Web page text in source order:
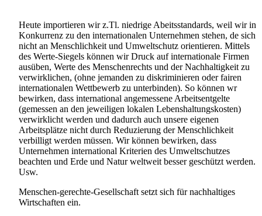
Heute importieren wir z.Tl. niedrige Abeitsstandards, weil wir in
Konkurrenz zu den internationalen Unternehmen stehen, de sich
nicht an Menschlichkeit und Umweltschutz orientieren. Mittels
des Werte-Siegels können wir Druck auf internationale Firmen
ausüben, Werte des Menschenrechts und der Nachhaltigkeit zu
verwirklichen, (ohne jemanden zu diskriminieren oder fairen
internationalen Wettbewerb zu unterbinden). So können wr
bewirken, dass international angemessene Arbeitsentgelte
(gemessen an den jeweiligen lokalen Lebenshaltungskosten)
verwirklicht werden und dadurch auch unsere eigenen
Arbeitsplätze nicht durch Reduzierung der Menschlichkeit
verbilligt werden müssen. Wir können bewirken, dass
Unternehmen international Kriterien des Umweltschutzes
beachten und Erde und Natur weltweit besser geschützt werden.
Usw.
Menschen-gerechte-Gesellschaft setzt sich für nachhaltiges
Wirtschaften ein.